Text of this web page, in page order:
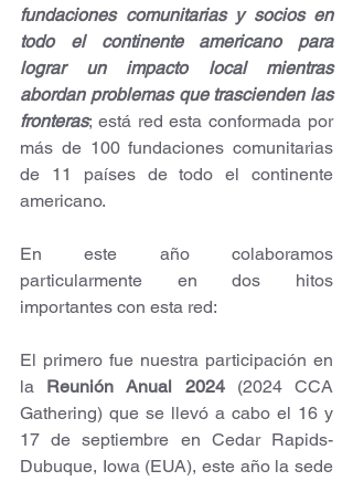
fundaciones comunitarias y socios en
todo el continente americano para
lograr un impacto local mientras
abordan problemas que trascienden las
fronteras; está red esta conformada por
más de 100 fundaciones comunitarias
de 11 países de todo el continente
americano.
En este año colaboramos
particularmente en dos hitos
importantes con esta red:
El primero fue nuestra participación en
la Reunión Anual 2024 (2024 CCA
Gathering) que se llevó a cabo el 16 y
17 de septiembre en Cedar Rapids-
Dubuque, Iowa (EUA), este año la sede